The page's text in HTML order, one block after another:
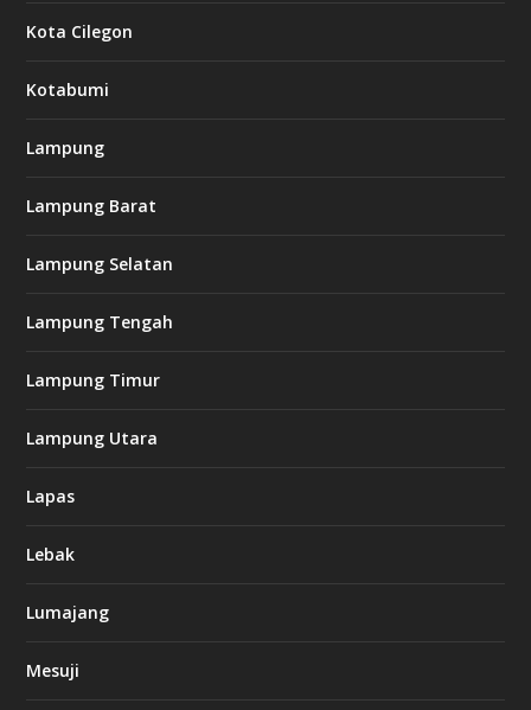
Kota Cilegon
Kotabumi
Lampung
Lampung Barat
Lampung Selatan
Lampung Tengah
Lampung Timur
Lampung Utara
Lapas
Lebak
Lumajang
Mesuji